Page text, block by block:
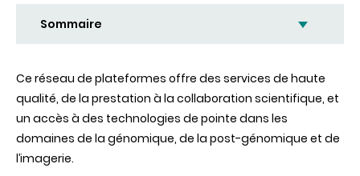
Sommaire
Ce réseau de plateformes offre des services de haute
qualité, de la prestation à la collaboration scientifique, et
un accès à des technologies de pointe dans les
domaines de la génomique, de la post-génomique et de
l’imagerie.